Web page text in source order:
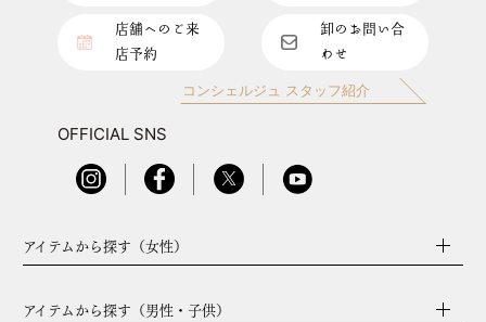
店舗へのご来
店予約
卸のお問い合
わせ
コンシェルジュ スタッフ紹介
OFFICIAL SNS
アイテムから探す（女性）
アイテムから探す（男性・子供）